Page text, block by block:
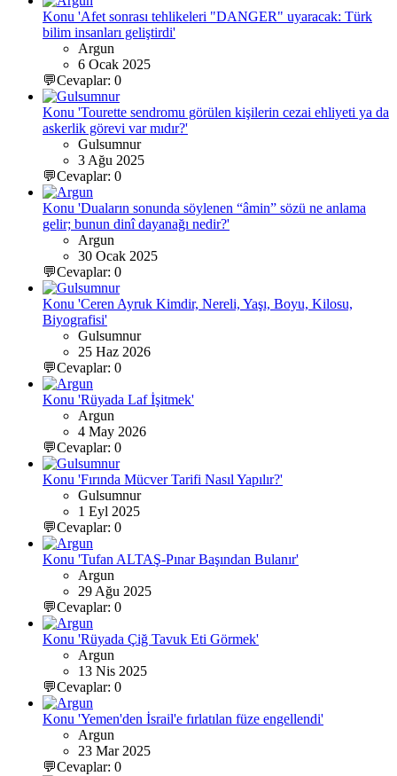
Konu 'Afet sonrası tehlikeleri "DANGER" uyaracak: Türk
bilim insanları geliştirdi'
Argun
6 Ocak 2025
💬Cevaplar: 0
Konu 'Tourette sendromu görülen kişilerin cezai ehliyeti ya da
askerlik görevi var mıdır?'
Gulsumnur
3 Ağu 2025
💬Cevaplar: 0
Konu 'Duaların sonunda söylenen “âmin” sözü ne anlama
gelir; bunun dinî dayanağı nedir?'
Argun
30 Ocak 2025
💬Cevaplar: 0
Konu 'Ceren Ayruk Kimdir, Nereli, Yaşı, Boyu, Kilosu,
Biyografisi'
Gulsumnur
25 Haz 2026
💬Cevaplar: 0
Konu 'Rüyada Laf İşitmek'
Argun
4 May 2026
💬Cevaplar: 0
Konu 'Fırında Mücver Tarifi Nasıl Yapılır?'
Gulsumnur
1 Eyl 2025
💬Cevaplar: 0
Konu 'Tufan ALTAŞ-Pınar Başından Bulanır'
Argun
29 Ağu 2025
💬Cevaplar: 0
Konu 'Rüyada Çiğ Tavuk Eti Görmek'
Argun
13 Nis 2025
💬Cevaplar: 0
Konu 'Yemen'den İsrail'e fırlatılan füze engellendi'
Argun
23 Mar 2025
💬Cevaplar: 0